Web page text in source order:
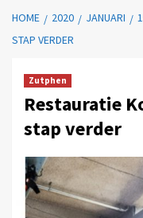
HOME 2020 JANUARI
STAP VERDER
Zutphen
Restauratie
stap verder